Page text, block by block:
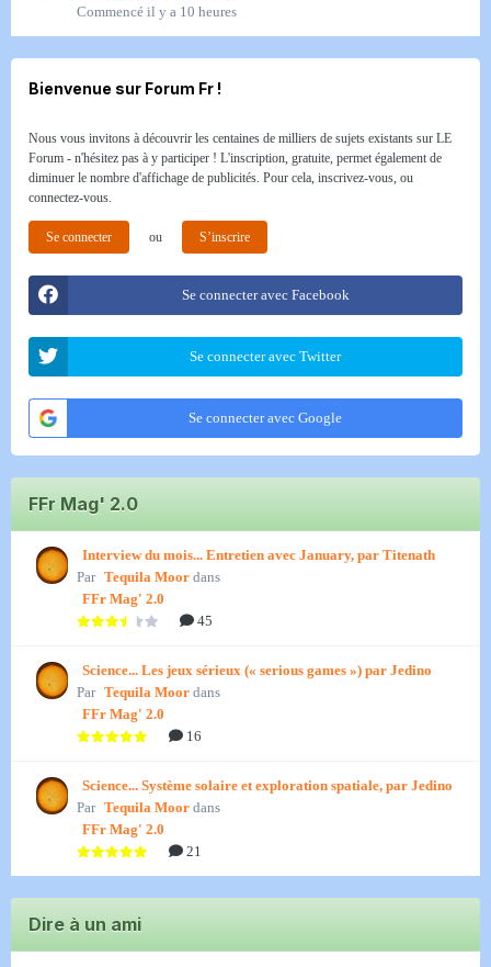
Commencé il y a 10 heures
Bienvenue sur Forum Fr !
Nous vous invitons à découvrir les centaines de milliers de sujets existants sur LE
Forum - n'hésitez pas à y participer ! L'inscription, gratuite, permet également de
diminuer le nombre d'affichage de publicités. Pour cela, inscrivez-vous, ou
connectez-vous.
Se connecter ou S’inscrire
Se connecter avec Facebook
Se connecter avec Twitter
Se connecter avec Google
FFr Mag' 2.0
Interview du mois... Entretien avec January, par Titenath
Par Tequila Moor dans
FFr Mag' 2.0
45
Science... Les jeux sérieux (« serious games ») par Jedino
Par Tequila Moor dans
FFr Mag' 2.0
16
Science... Système solaire et exploration spatiale, par Jedino
Par Tequila Moor dans
FFr Mag' 2.0
21
Dire à un ami